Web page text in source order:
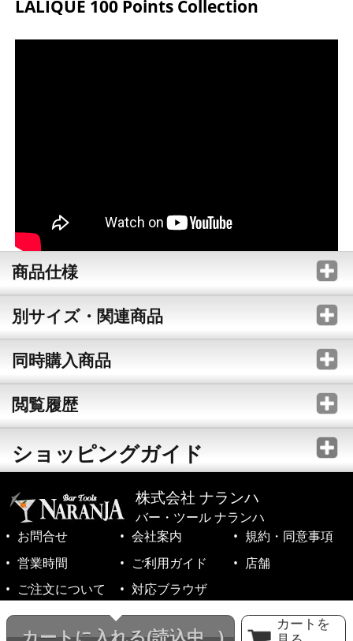
カートを
LALIQUE 100 Points Collection
商品仕様
別サイズ・関連商品
同時購入商品
閲覧履歴
ショッピングガイド
株式会社 ナランハ
バー・ツール ナランハ
お問合せ
会社案内
規約・同意事項
営業時間
ご利用ガイド
店舗
ご注文について
対応ブラウザ
©1999-2026 NARANJA Inc. All Rights Reserved.